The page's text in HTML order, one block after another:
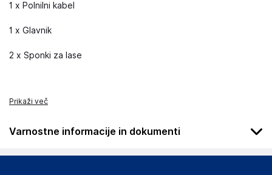
1 x Polnilni kabel
1 x Glavnik
2 x Sponki za lase
Prikaži več
Varnostne informacije in dokumenti
Da bi se izognili nevarnosti, izdelek hranite izven dosega